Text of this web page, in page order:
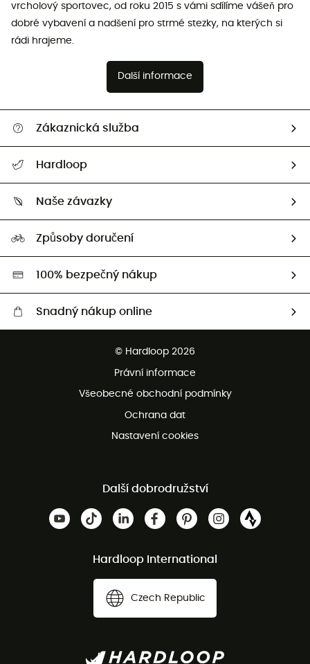
vrcholový sportovec, od roku 2015 s vámi sdílíme vášeň pro
dobré vybavení a nadšení pro strmé stezky, na kterých si
rádi hrajeme.
Další informace
Zákaznická služba
Vrácení zboží a peněz
Hardloop
Naši Ambasadoři
Naše závazky
Second hand
HardGreen
Způsoby doručení
100% bezpečný nákup
Snadný nákup online
Bezplatné vrácení do 100 dnů
Bezplatná zákaznická služba
© Hardloop 2026
Právní informace
Všeobecné obchodní podmínky
Ochrana dat
Nastavení cookies
Další dobrodružství
Hardloop International
Czech Republic